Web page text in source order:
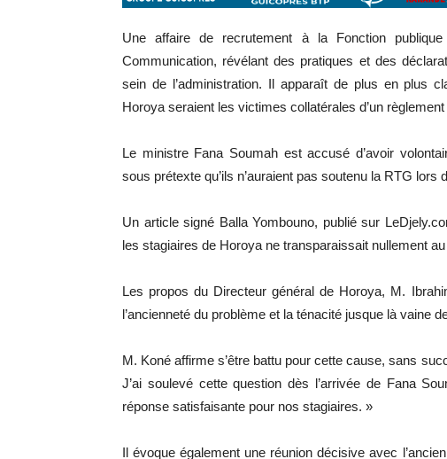
Une affaire de recrutement à la Fonction
Communication, révélant des pratiques et des
sein de l’administration. Il apparaît de plus en plus
Horoya seraient les victimes collatérales d’un
Le ministre Fana Soumah est accusé d’avoir
sous prétexte qu’ils n’auraient pas soutenu la RTG lors
Un article signé Balla Yombouno, publié sur
les stagiaires de Horoya ne transparaissait nullement
Les propos du Directeur général de Horoya, M.
l’ancienneté du problème et la ténacité jusque là vaine
M. Koné affirme s’être battu pour cette cause, sans
J’ai soulevé cette question dès l’arrivée de Fana
réponse satisfaisante pour nos stagiaires. »
Il évoque également une réunion décisive avec